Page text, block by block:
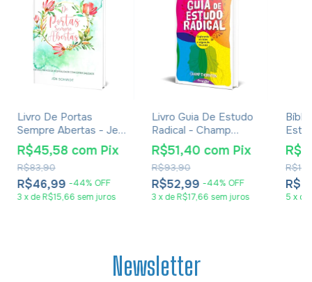
Livro De Portas
Sempre Abertas - Jen
Schmidt
R$46,99 -44% OFF
R$83,90
R$45,58 com Pix
3 xdeR$15,66 sem juros
Livro Guia De Estudo
Radical - Champ
Thornton
R$52,99 -44% OFF
R$93,90
R$51,40 com Pix
3 xdeR$17,66 sem juros 5 x de
Newsletter